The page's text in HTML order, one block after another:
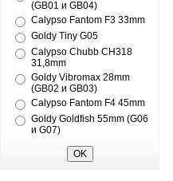
(GB01 и GB04)
Calypso Fantom F3 33mm
Goldy Tiny G05
Calypso Chubb CH318
31,8mm
Goldy Vibromax 28mm
(GB02 и GB03)
Calypso Fantom F4 45mm
Goldy Goldfish 55mm (G06
и G07)